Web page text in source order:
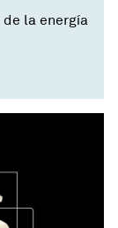
la energía